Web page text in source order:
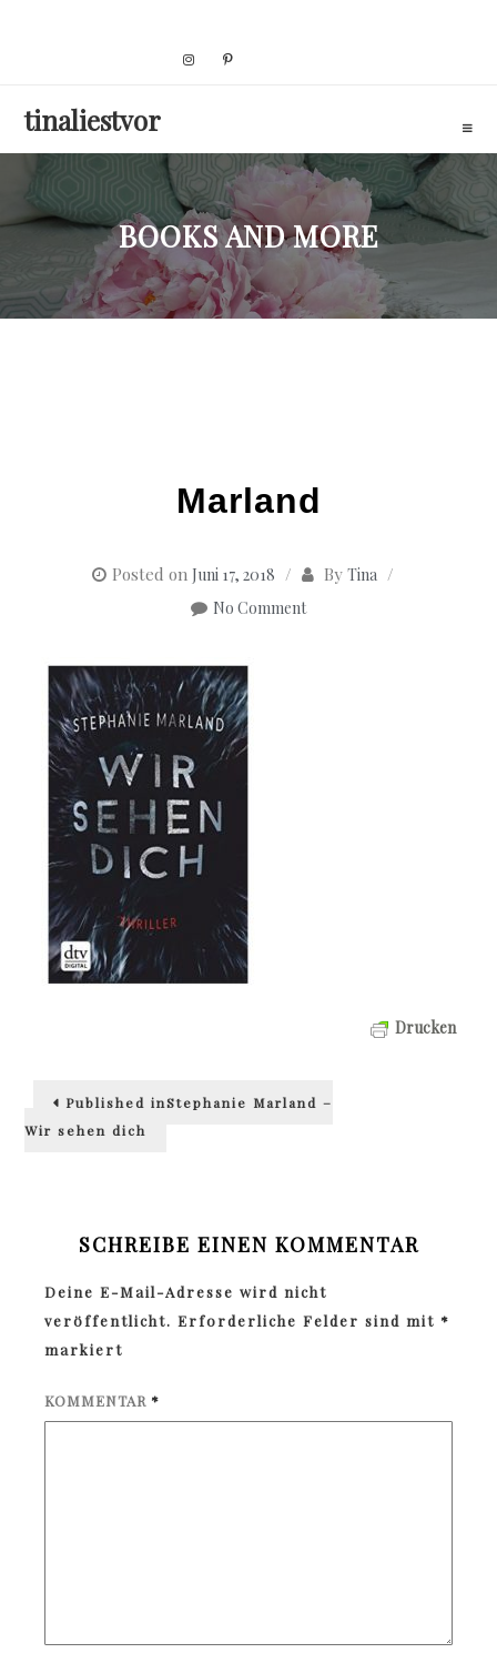
tinaliestvor
BOOKS AND MORE
Marland
Posted on Juni 17, 2018 By Tina
No Comment
Drucken
Beitragsnavigation
Published inStephanie Marland –
Wir sehen dich
SCHREIBE EINEN KOMMENTAR
Deine E-Mail-Adresse wird nicht
veröffentlicht. Erforderliche Felder sind mit *
markiert
KOMMENTAR *